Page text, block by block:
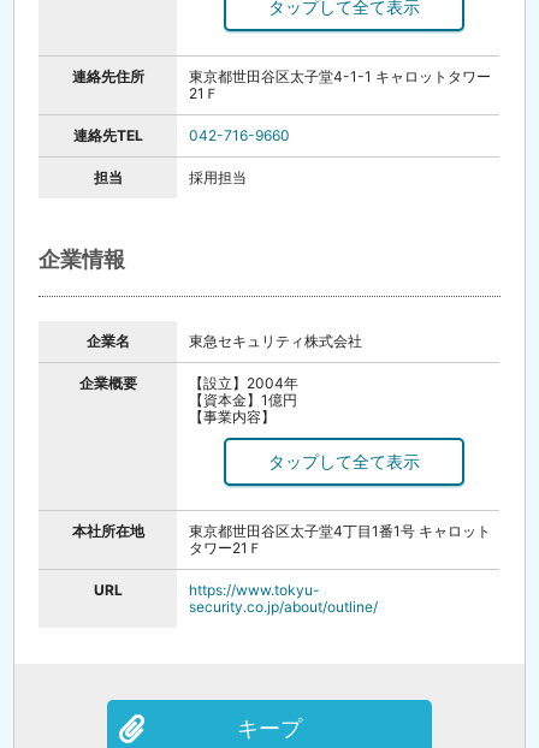
ご応募いただいた方、全員とお会いします！
【書類選考なし ＆ 面接確約】
まずは仕事内容や働き方を丁寧にご説明しま
す。話を聞くだけでも大歓迎！
※毎週水・土に開催（予約制／履歴書・職務経
歴書持参）
▼ STEP2： 適性検査
連絡先住所
東京都世田谷区太子堂4-1-1 キャロットタワー
21Ｆ
連絡先TEL 042-716-9660
担当 採用担当
企業情報
企業名 東急セキュリティ株式会社
企業概要
【設立】2004年
【資本金】1億円
【事業内容】
上記警備業務に付随する物販・サービス
本社所在地
東京都世田谷区太子堂4丁目1番1号 キャロット
タワー21Ｆ
URL
https://www.tokyu-
security.co.jp/about/outline/
キープ